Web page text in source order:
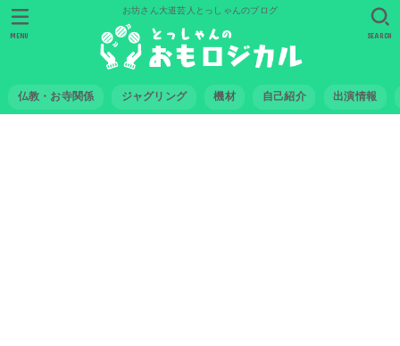
お坊さん大道芸人とっしゃんのブログ
仏教・お寺関係 ジャグリング 機材 自己紹介 出演情報
SEARCH
MENU